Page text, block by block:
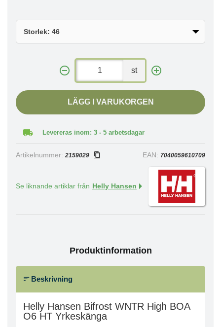
st
LÄGG I VARUKORGEN
Levereras inom: 3 - 5 arbetsdagar
Artikelnummer: 2159029 EAN: 7040059610709
Se liknande artiklar från Helly Hansen
Produktinformation
Beskrivning
Helly Hansen Bifrost WNTR High BOA
O6 HT Yrkeskänga